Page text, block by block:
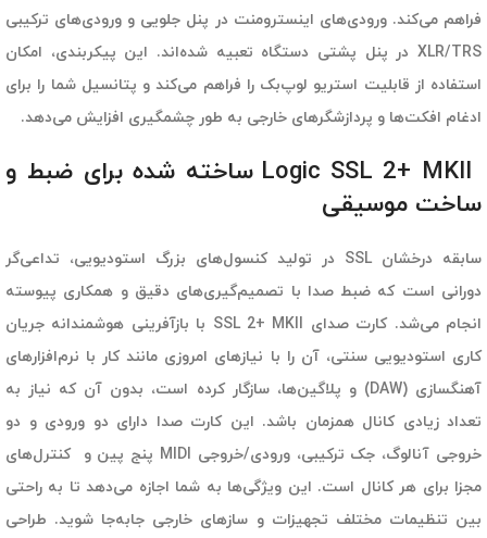
فراهم می‌‎کند. ورودی‌های اینسترومنت در پنل جلویی و ورودی‌های ترکیبی
XLR/TRS در پنل پشتی دستگاه تعبیه شده‌اند. این پیکربندی، امکان
استفاده از قابلیت استریو لوپ‌بک را فراهم می‌کند و پتانسیل شما را برای
ادغام افکت‌ها و پردازشگرهای خارجی به طور چشمگیری افزایش می‌دهد.
Logic SSL 2+ MKII ساخته شده برای ضبط و
ساخت موسیقی
سابقه درخشان SSL در تولید کنسول‌های بزرگ استودیویی، تداعی‌گر
دورانی است که ضبط صدا با تصمیم‌گیری‌های دقیق و همکاری پیوسته
انجام می‌شد. کارت صدای SSL 2+ MKII با بازآفرینی هوشمندانه جریان
کاری استودیویی سنتی، آن را با نیازهای امروزی مانند کار با نرم‌افزارهای
آهنگسازی (DAW) و پلاگین‌ها، سازگار کرده است، بدون آن که نیاز به
تعداد زیادی کانال همزمان باشد. این کارت صدا دارای دو ورودی و دو
خروجی آنالوگ، جک ترکیبی، ورودی/خروجی MIDI پنج پین و کنترل‌های
مجزا برای هر کانال است. این ویژگی‌ها به شما اجازه می‌دهد تا به راحتی
بین تنظیمات مختلف تجهیزات و سازهای خارجی جابه‌جا شوید. طراحی